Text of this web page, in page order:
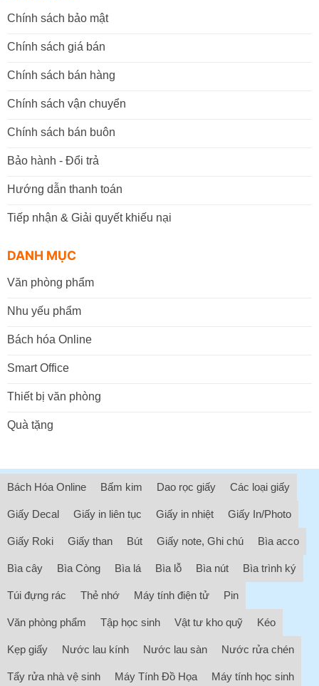
Chính sách bảo mật
Chính sách giá bán
Chính sách bán hàng
Chính sách vận chuyển
Chính sách bán buôn
Bảo hành - Đổi trả
Hướng dẫn thanh toán
Tiếp nhận & Giải quyết khiếu nại
DANH MỤC
Văn phòng phẩm
Nhu yếu phẩm
Bách hóa Online
Smart Office
Thiết bị văn phòng
Quà tặng
Bách Hóa Online Bấm kim Dao rọc giấy Các loại giấy
Giấy Decal Giấy in liên tục Giấy in nhiệt Giấy In/Photo
Giấy Roki Giấy than Bút Giấy note, Ghi chú Bìa acco
Bìa cây Bìa Còng Bìa lá Bìa lỗ Bìa nút Bìa trình ký
Túi đựng rác Thẻ nhớ Máy tính điện tử Pin
Văn phòng phẩm Tập học sinh Vật tư kho quỹ Kéo
Kẹp giấy Nước lau kính Nước lau sàn Nước rửa chén
Tẩy rửa nhà vệ sinh Máy Tính Đồ Họa Máy tính học sinh